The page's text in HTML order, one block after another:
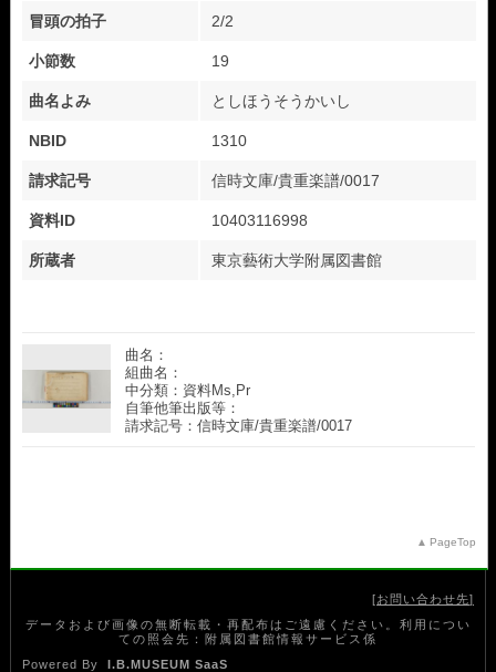
冒頭の拍子 2/2
小節数 19
曲名よみ としほうそうかいし
NBID 1310
請求記号 信時文庫/貴重楽譜/0017
資料ID 10403116998
所蔵者 東京藝術大学附属図書館
曲名：
組曲名：
中分類：資料Ms,Pr
自筆他筆出版等：
請求記号：信時文庫/貴重楽譜/0017
PageTop
お問い合わせ先
データおよび画像の無断転載・再配布はご遠慮ください。利用につい
ての照会先：附属図書館情報サービス係
Powered By
I.B.MUSEUM SaaS